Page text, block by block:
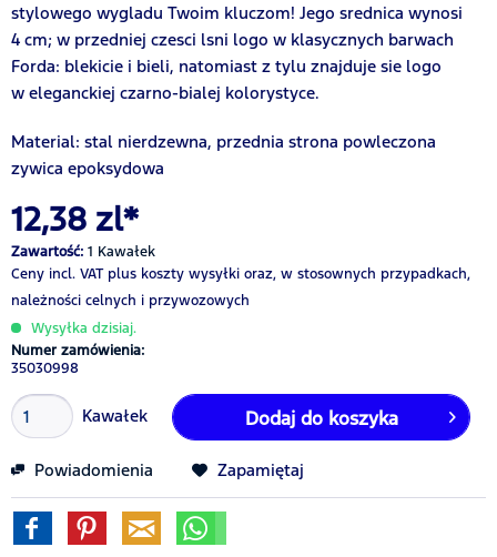
stylowego wygladu Twoim kluczom! Jego srednica wynosi
4 cm; w przedniej czesci lsni logo w klasycznych barwach
Forda: blekicie i bieli, natomiast z tylu znajduje sie logo
w eleganckiej czarno-bialej kolorystyce.
Material: stal nierdzewna, przednia strona powleczona
zywica epoksydowa
12,38 zl*
Zawartość: 1 Kawałek
Ceny incl. VAT plus koszty wysyłki oraz, w stosownych przypadkach,
należności celnych i przywozowych
Wysyłka dzisiaj.
Numer zamówienia:
35030998
Kawałek Dodaj do koszyka
Powiadomienia Zapamiętaj